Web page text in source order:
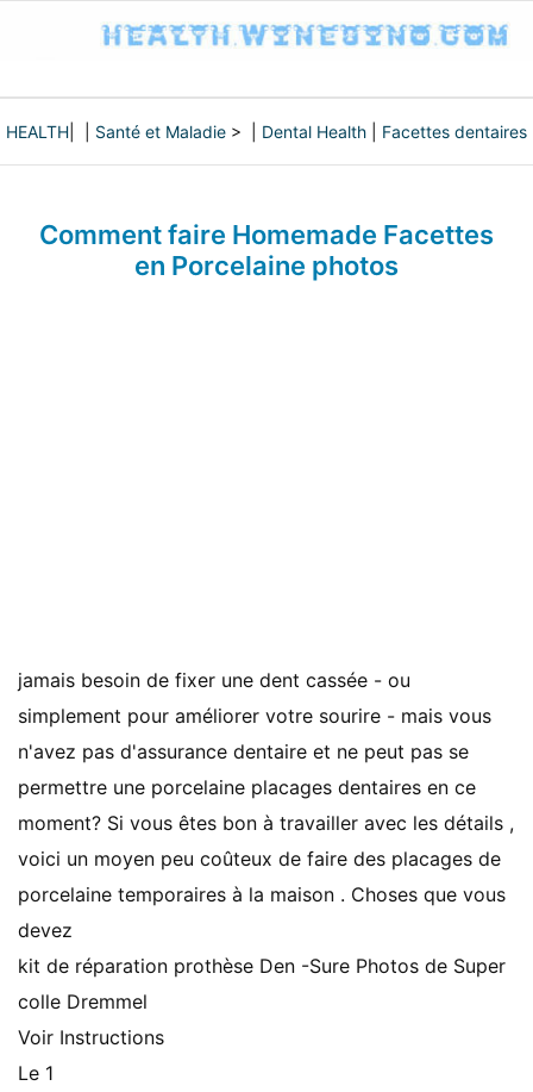
HEALTH Santé et Maladie > | Dental Health Facettes dentaires
Comment faire Homemade Facettes
en Porcelaine photos
jamais besoin de fixer une dent cassée - ou
simplement pour améliorer votre sourire - mais vous
n'avez pas d'assurance dentaire et ne peut pas se
permettre une porcelaine placages dentaires en ce
moment? Si vous êtes bon à travailler avec les détails ,
voici un moyen peu coûteux de faire des placages de
porcelaine temporaires à la maison . Choses que vous
devez
kit de réparation prothèse Den -Sure Photos de Super
colle Dremmel
Voir Instructions
Le 1